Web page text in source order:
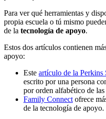
Para ver qué herramientas y
propia escuela o tú mismo
de la tecnología de apoyo.
Estos dos artículos contienen
apoyo:
Este artículo de la
escrito por una persona
por orden alfabético de
Family Connectofrece
de la tecnología de apoyo.